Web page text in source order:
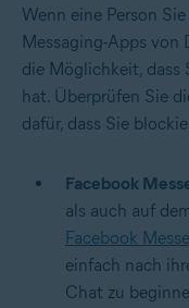
Wenn eine Person
Messaging-Apps
die Möglichkeit, dass
hat. Überprüfen Sie
dafür, dass Sie
Facebook
als auch auf
Facebook
einfach nach
Chat zu